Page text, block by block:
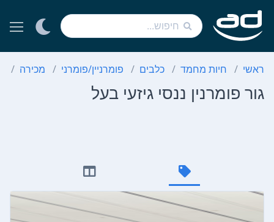
ראשי חיות מחמד כלבים פומרניין/פומרני מכירה
גור פומרנין ננסי גיזעי בעל